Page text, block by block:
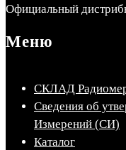
Официальный
Меню
СКЛАД
Сведения об
Измерений (СИ)
Каталог